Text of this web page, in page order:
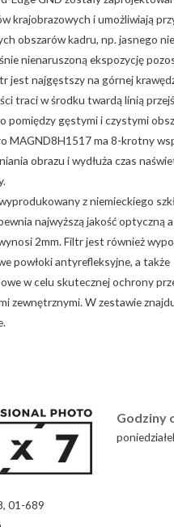
krajobrazowych i umożliwiają
obszarów kadru, np. jasnego
nienaruszoną ekspozycję
jest najgęstszy na górnej
traci w środku twardą linią
pomiędzy gęstymi i czystymi
MAGND8H1517 ma 8-krotny
obrazu i wydłuża czas
z niemieckiego
najwyższą jakość optyczną
2mm. Filtr jest również
powłoki antyrefleksyjne, a także
w celu skutecznej ochrony
zewnętrznymi. W zestawie
01-689
Godziny